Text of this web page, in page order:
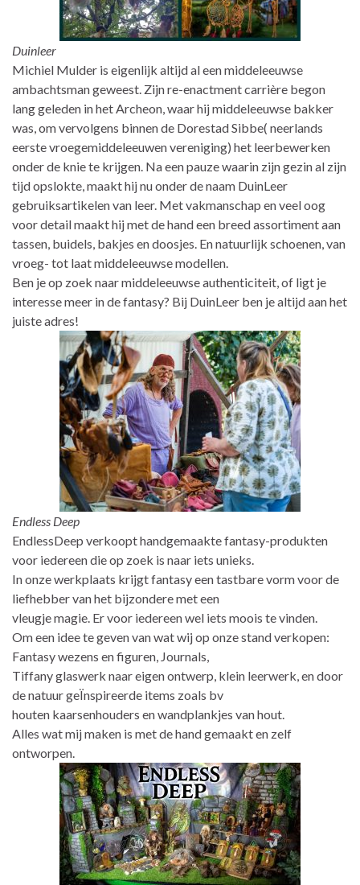
Duinleer
Michiel Mulder is eigenlijk altijd al een middeleeuwse
ambachtsman geweest. Zijn re-enactment carrière begon
lang geleden in het Archeon, waar hij middeleeuwse bakker
was, om vervolgens binnen de Dorestad Sibbe( neerlands
eerste vroegemiddeleeuwen vereniging) het leerbewerken
onder de knie te krijgen. Na een pauze waarin zijn gezin al zijn
tijd opslokte, maakt hij nu onder de naam DuinLeer
gebruiksartikelen van leer. Met vakmanschap en veel oog
voor detail maakt hij met de hand een breed assortiment aan
tassen, buidels, bakjes en doosjes. En natuurlijk schoenen, van
vroeg- tot laat middeleeuwse modellen.
Ben je op zoek naar middeleeuwse authenticiteit, of ligt je
interesse meer in de fantasy? Bij DuinLeer ben je altijd aan het
juiste adres!
Endless Deep
EndlessDeep verkoopt handgemaakte fantasy-produkten
voor iedereen die op zoek is naar iets unieks.
In onze werkplaats krijgt fantasy een tastbare vorm voor de
liefhebber van het bijzondere met een
vleugje magie. Er voor iedereen wel iets moois te vinden.
Om een idee te geven van wat wij op onze stand verkopen:
Fantasy wezens en figuren, Journals,
Tiffany glaswerk naar eigen ontwerp, klein leerwerk, en door
de natuur geÏnspireerde items zoals bv
houten kaarsenhouders en wandplankjes van hout.
Alles wat mij maken is met de hand gemaakt en zelf
ontworpen.